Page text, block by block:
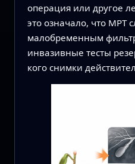
операция или другое
это означало, что МРТ
малобременным
инвазивные тесты
кого снимки